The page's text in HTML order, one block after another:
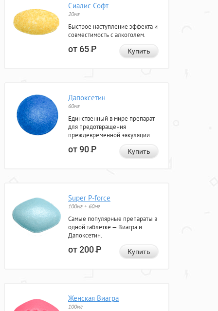
Сиалис Софт
20мг
Быстрое наступление эффекта и
совместимость с алкоголем.
от 65Р Купить
Дапоксетин
60мг
Единственный в мире препарат
для предотвращения
преждевременной эякуляции.
от 90Р Купить
Super P-force
100мг + 60мг
Самые популярные препараты в
одной таблетке — Виагра и
Дапоксетин.
от 200Р Купить
Женская Виагра
100мг